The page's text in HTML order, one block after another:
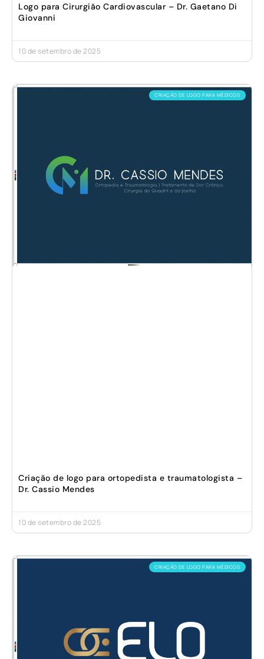
Logo para Cirurgião Cardiovascular – Dr. Gaetano Di
Giovanni
10 de setembro de 2025
CRIAÇÃO DE LOGO PARA MÉDICOS
Criação de logo para ortopedista e traumatologista –
Dr. Cassio Mendes
10 de setembro de 2025
CRIAÇÃO DE LOGO PARA MÉDICOS